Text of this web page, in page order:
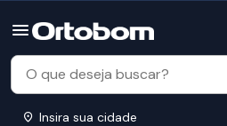
Insira sua cidade